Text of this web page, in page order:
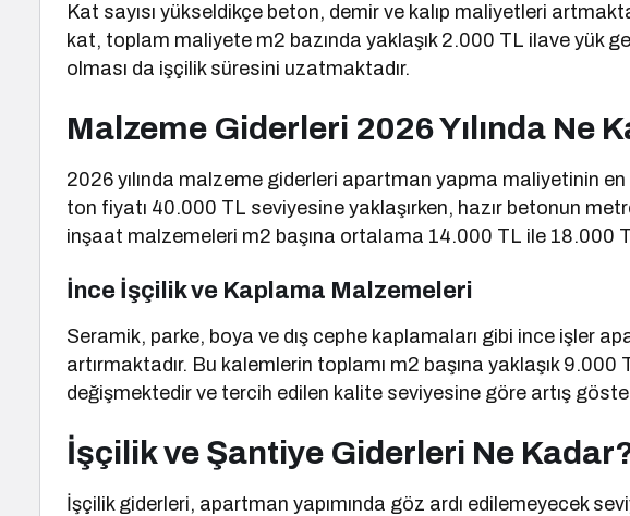
Kat sayısı yükseldikçe beton, demir ve kalıp maliyetleri
kat, toplam maliyete m2 bazında yaklaşık 2.000 TL ilave yük
olması da işçilik süresini uzatmaktadır.
Malzeme Giderleri 2026 Yılında Ne
2026 yılında malzeme giderleri apartman yapma maliyetinin en
ton fiyatı 40.000 TL seviyesine yaklaşırken, hazır betonun
inşaat malzemeleri m2 başına ortalama 14.000 TL ile 18.000
İnce İşçilik ve Kaplama Malzemeleri
Seramik, parke, boya ve dış cephe kaplamaları gibi ince işler
artırmaktadır. Bu kalemlerin toplamı m2 başına yaklaşık
değişmektedir ve tercih edilen kalite seviyesine göre artış
İşçilik ve Şantiye Giderleri Ne
İşçilik giderleri, apartman yapımında göz ardı edilemeyecek